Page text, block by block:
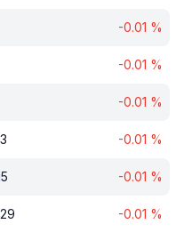
-0.01 %
-0.01 %
-0.01 %
-0.01 %
-0.01 %
-0.01 %